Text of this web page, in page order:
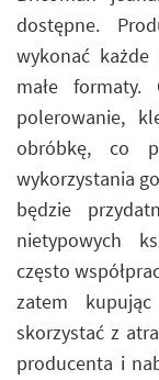
dostępne.
wykonać
małe formaty.
polerowanie,
obróbkę, co
wykorzystania
będzie
nietypowych
często
zatem
skorzystać z
producenta i